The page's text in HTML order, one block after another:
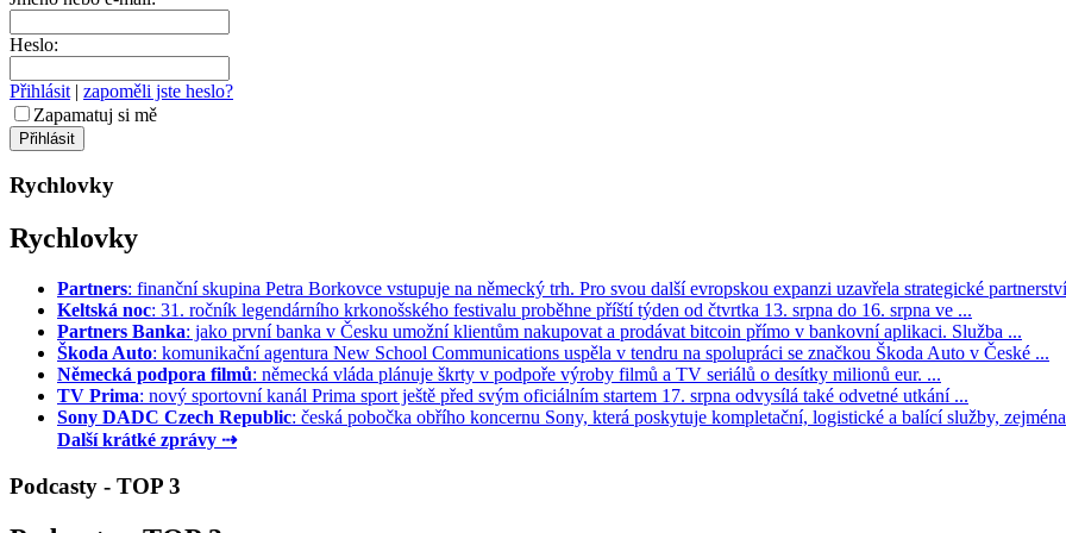
Heslo:
Přihlásit | zapoměli jste heslo?
Zapamatuj si mě
Rychlovky
Rychlovky
Partners: finanční skupina Petra Borkovce vstupuje na německý trh. Pro svou další evropskou expanzi uzavřela strategické
Keltská noc: 31. ročník legendárního krkonošského festivalu proběhne příští týden od čtvrtka 13. srpna do 16. srpna ve ...
Partners Banka: jako první banka v Česku umožní klientům nakupovat a prodávat bitcoin přímo v bankovní aplikaci. Služba ...
Škoda Auto: komunikační agentura New School Communications uspěla v tendru na spolupráci se značkou Škoda Auto v České ...
Německá podpora filmů: německá vláda plánuje škrty v podpoře výroby filmů a TV seriálů o desítky milionů eur. ...
TV Prima: nový sportovní kanál Prima sport ještě před svým oficiálním startem 17. srpna odvysílá také odvetné utkání ...
Sony DADC Czech Republic: česká pobočka obřího koncernu Sony, která poskytuje kompletační, logistické a balící služby,
Další krátké zprávy ⇢
Podcasty - TOP 3